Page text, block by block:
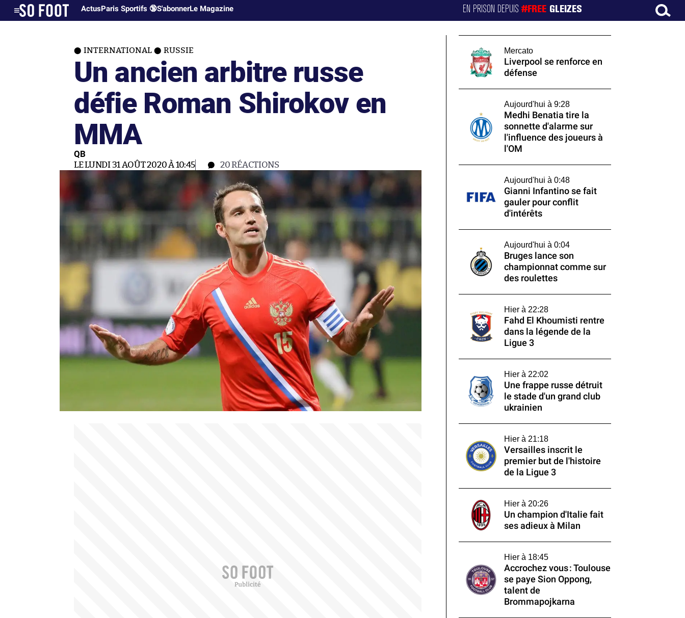
ActusParis Sportifs 🔞S'abonnerLe Magazine EN PRISON DEPUIS#FREE GLEIZES
INTERNATIONAL RUSSIE
Un ancien arbitre russe
défie Roman Shirokov en
MMA
QB
LE LUNDI 31 AOÛT 2020 À 10:45 20RÉACTIONS
Mercato
Liverpool se renforce en
défense
Aujourd'hui à 9:28
Medhi Benatia tire la
sonnette d'alarme sur
l'influence des joueurs à
l'OM
Aujourd'hui à 0:48
Gianni Infantino se fait
gauler pour conflit
d'intérêts
Aujourd'hui à 0:04
Bruges lance son
championnat comme sur
des roulettes
Hier à 22:28
Fahd El Khoumisti rentre
dans la légende de la
Ligue 3
Hier à 22:02
Une frappe russe détruit
le stade d'un grand club
ukrainien
Hier à 21:18
Versailles inscrit le
premier but de l'histoire
de la Ligue 3
Hier à 20:26
Un champion d'Italie fait
ses adieux à Milan
Hier à 18:45
Accrochez vous : Toulouse
se paye Sion Oppong,
talent de
Brommapojkarna